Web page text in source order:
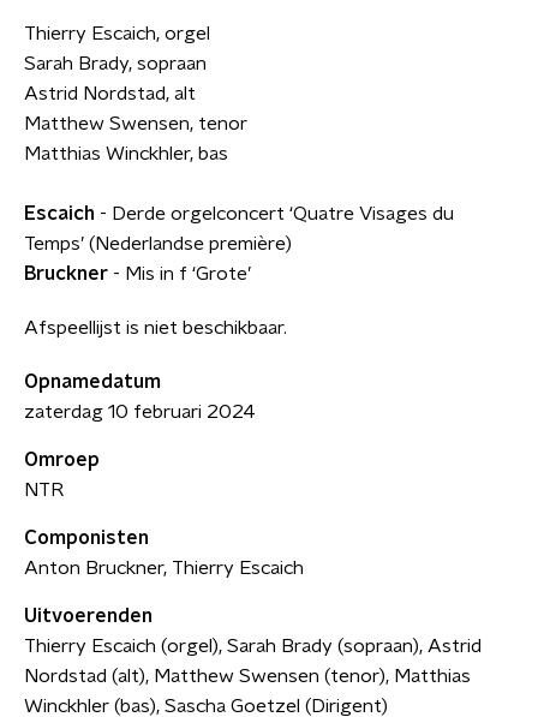
Thierry Escaich, orgel
Sarah Brady, sopraan
Astrid Nordstad, alt
Matthew Swensen, tenor
Matthias Winckhler, bas
Escaich - Derde orgelconcert ‘Quatre Visages du
Temps’ (Nederlandse première)
Bruckner - Mis in f ‘Grote’
Afspeellijst is niet beschikbaar.
Opnamedatum
zaterdag 10 februari 2024
Omroep
NTR
Componisten
Anton Bruckner, Thierry Escaich
Uitvoerenden
Thierry Escaich (orgel), Sarah Brady (sopraan), Astrid
Nordstad (alt), Matthew Swensen (tenor), Matthias
Winckhler (bas), Sascha Goetzel (Dirigent)